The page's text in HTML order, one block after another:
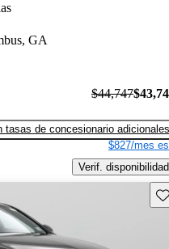
GA
$44,747
tasas de concesionario adicionales
$827/mes
Verif. disponibilidad